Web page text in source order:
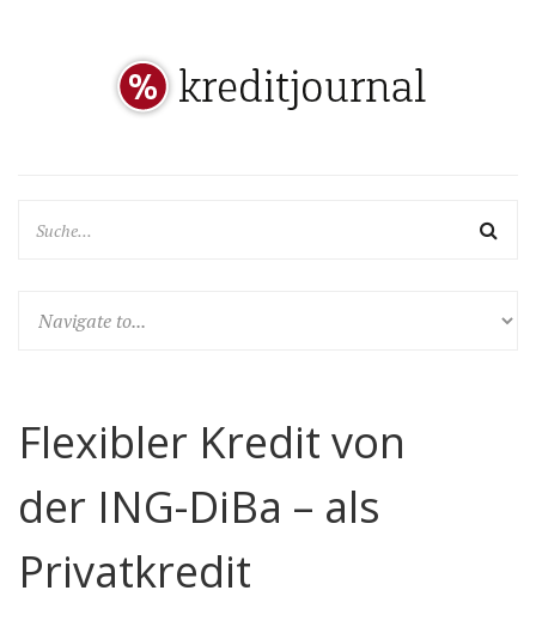
Flexibler Kredit von
der ING-DiBa – als
Privatkredit